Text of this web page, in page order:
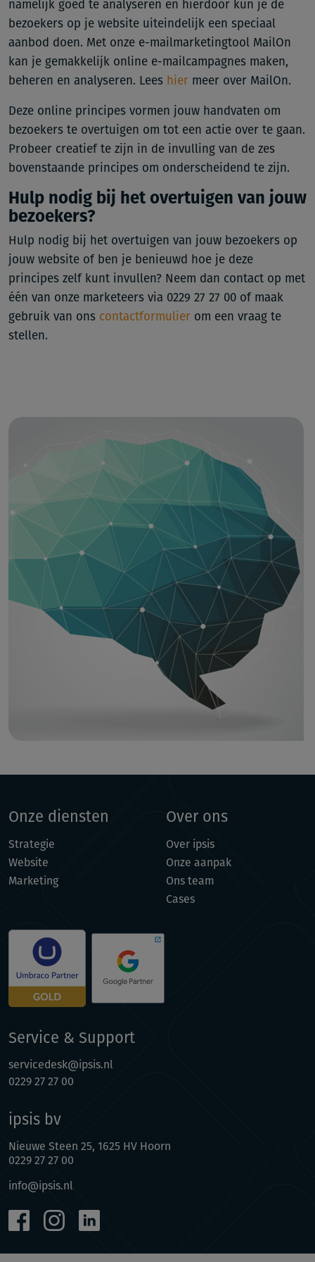
namelijk goed te analyseren en hierdoor kun je de
bezoekers op je website uiteindelijk een speciaal
aanbod doen. Met onze e-mailmarketingtool MailOn
kan je gemakkelijk online e-mailcampagnes maken,
beheren en analyseren. Lees hier meer over MailOn.
Deze online principes vormen jouw handvaten om
bezoekers te overtuigen om tot een actie over te gaan.
Probeer creatief te zijn in de invulling van de zes
bovenstaande principes om onderscheidend te zijn.
Hulp nodig bij het overtuigen van jouw
bezoekers?
Hulp nodig bij het overtuigen van jouw bezoekers op
jouw website of ben je benieuwd hoe je deze
principes zelf kunt invullen? Neem dan contact op met
één van onze marketeers via 0229 27 27 00 of maak
gebruik van ons contactformulier om een vraag te
stellen.
Onze diensten
Strategie
Website
Marketing
Over ons
Over ipsis
Onze aanpak
Ons team
Cases
Service & Support
servicedesk@ipsis.nl
0229 27 27 00
ipsis bv
Nieuwe Steen 25, 1625 HV Hoorn
0229 27 27 00
info@ipsis.nl